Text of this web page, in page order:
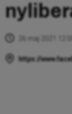
26 maj 2021
https://